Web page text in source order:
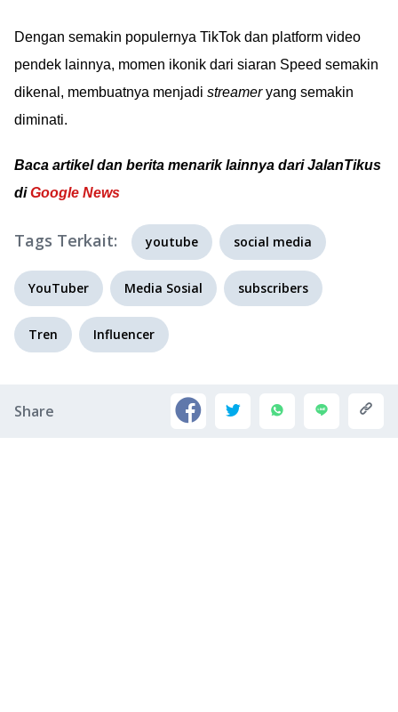
Dengan semakin populernya TikTok dan platform video
pendek lainnya, momen ikonik dari siaran Speed semakin
dikenal, membuatnya menjadi streameryang semakin
diminati.
Baca artikel dan berita menarik lainnya dari JalanTikus
diGoogle News
Tags Terkait: youtube social media
YouTuber Media Sosial subscribers
Tren Influencer
Share